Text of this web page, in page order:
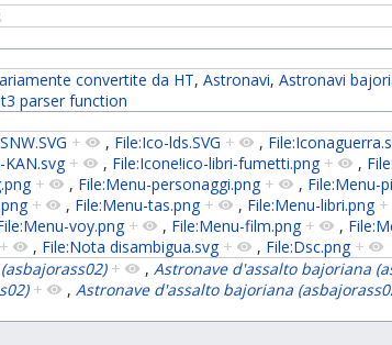
convertite da HT,Astronavi,Astronavi
parser function
+ , File:Ico-lds.SVG + ,
KAN.svg + , File:Icone!ico-libri-fumetti.png + ,
+ , File:Menu-personaggi.png + , File:Menu-
+ , File:Menu-tas.png + , File:Menu-libri.png +
voy.png + , File:Menu-film.png + ,
+ , File:Nota disambigua.svg + , File:Dsc.png +
+ ,Astronave d'assalto bajoriana
+ ,Astronave d'assalto bajoriana